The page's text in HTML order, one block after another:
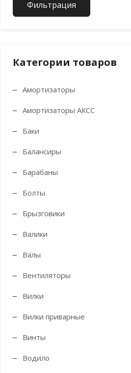
Фильтрация
Категории товаров
Амортизаторы
Амортизаторы АКСС
Баки
Балансиры
Барабаны
Болты
Брызговики
Валики
Валы
Вентиляторы
Вилки
Вилки приварные
Винты
Водило